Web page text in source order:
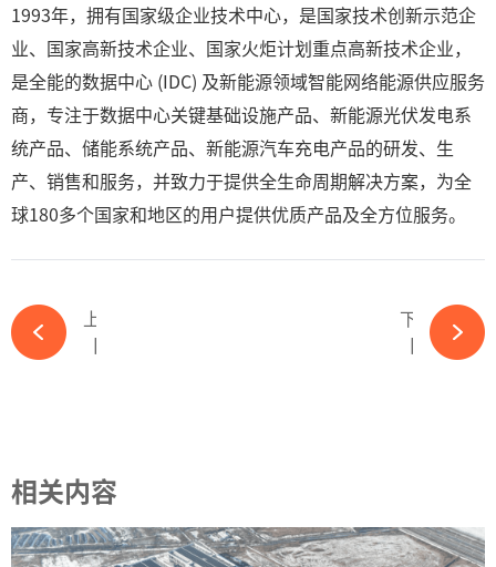
1993年，拥有国家级企业技术中心，是国家技术创新示范企
业、国家高新技术企业、国家火炬计划重点高新技术企业，
是全能的数据中心 (IDC) 及新能源领域智能网络能源供应服务
商，专注于数据中心关键基础设施产品、新能源光伏发电系
统产品、储能系统产品、新能源汽车充电产品的研发、生
产、销售和服务，并致力于提供全生命周期解决方案，为全
球180多个国家和地区的用户提供优质产品及全方位服务。
下一篇
【OFweek维科杯】嘉盛光电参评卓越BIPV解决方案企业奖项-必赢体育官网网站
相关内容